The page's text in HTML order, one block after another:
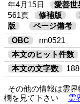
年4月15日
愛善世
561頁
修補版
版
ページ備考
OBC
rm0521
本文のヒット件数
本文の文字数
その他の情報は霊界
欄を見て下さい
霊